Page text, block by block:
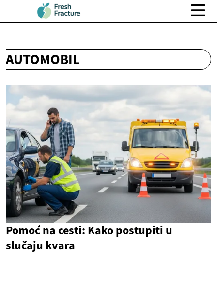
AUTOMOBIL
Pomoć na cesti: Kako postupiti u
slučaju kvara